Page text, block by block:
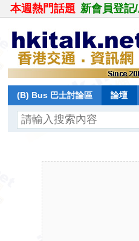
本週熱門話題 新會員登記
(B) Bus 巴士討論區 論壇